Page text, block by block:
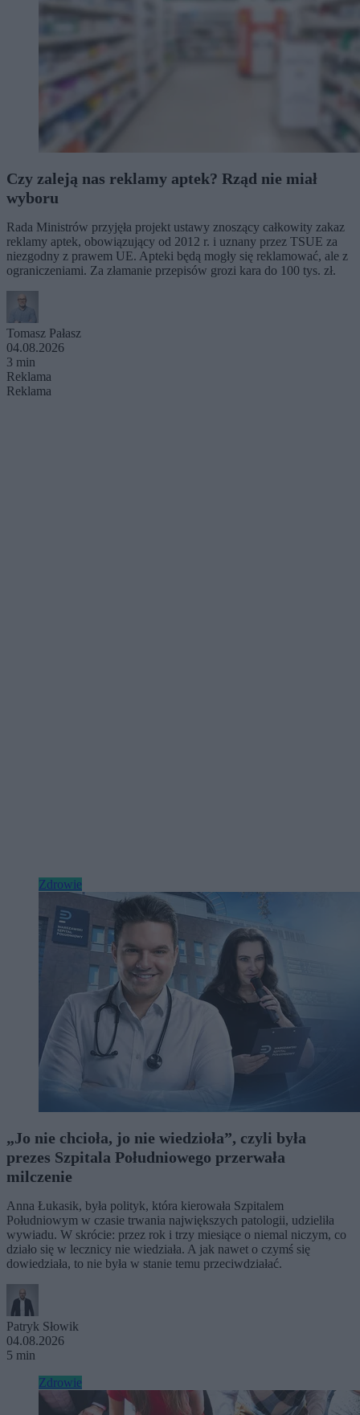
Czy zaleją nas reklamy aptek? Rząd nie miał
wyboru
Rada Ministrów przyjęła projekt ustawy znoszący całkowity zakaz
reklamy aptek, obowiązujący od 2012 r. i uznany przez TSUE za
niezgodny z prawem UE. Apteki będą mogły się reklamować, ale z
ograniczeniami. Za złamanie przepisów grozi kara do 100 tys. zł.
Tomasz Pałasz
04.08.2026
3 min
Reklama
Reklama
Zdrowie
„Jo nie chcioła, jo nie wiedzioła”, czyli była
prezes Szpitala Południowego przerwała
milczenie
Anna Łukasik, była polityk, która kierowała Szpitalem
Południowym w czasie trwania największych patologii, udzieliła
wywiadu. W skrócie: przez rok i trzy miesiące o niemal niczym, co
działo się w lecznicy nie wiedziała. A jak nawet o czymś się
dowiedziała, to nie była w stanie temu przeciwdziałać.
Patryk Słowik
04.08.2026
5 min
Zdrowie